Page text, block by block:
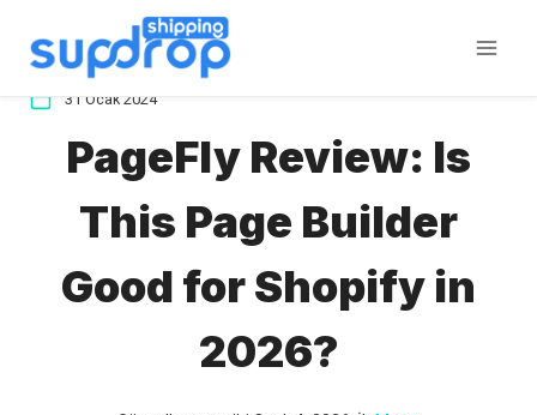
31 Ocak 2024
PageFly Review: Is
This Page Builder
Good for Shopify in
2026?